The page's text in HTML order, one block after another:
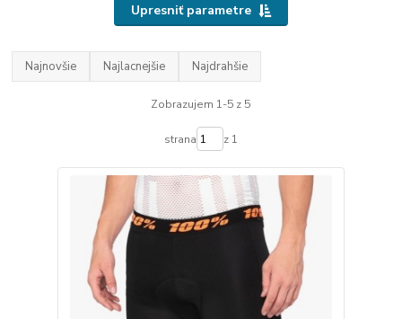
Upresniť parametre
Najnovšie Najlacnejšie Najdrahšie
Zobrazujem 1-5 z 5
strana z 1